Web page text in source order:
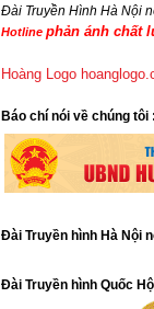
Đài Truyền Hình Hà Nội
Hotline phản ánh chất
Hoàng Logo
​Báo chí nói về chúng tôi :
Đài Truyền hình Hà Nội
Đài Truyền hình Quốc